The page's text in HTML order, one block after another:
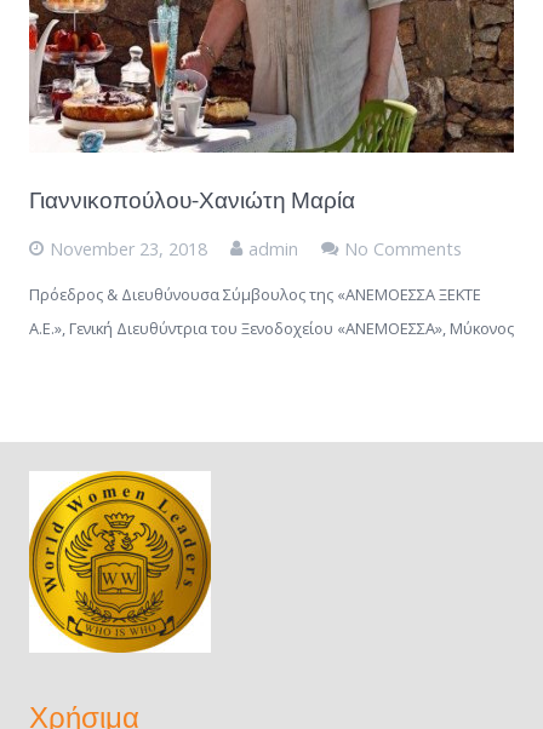
Γιαννικοπούλου-Χανιώτη Μαρία
November 23, 2018 admin No Comments
Πρόεδρος & Διευθύνουσα Σύμβουλος της «ΑΝΕΜΟΕΣΣΑ ΞΕΚΤΕ
Α.Ε.», Γενική Διευθύντρια του Ξενοδοχείου «ΑΝΕΜΟΕΣΣΑ», Μύκονος